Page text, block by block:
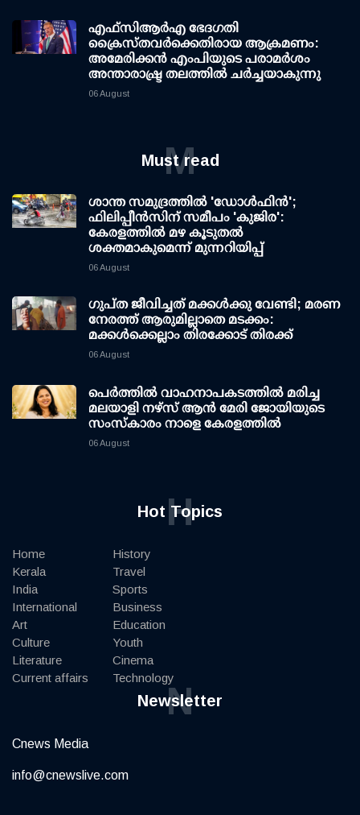
എഫ്‌സി‌ആര്‍‌എ ഭേദഗതി
ക്രൈസ്തവർക്കെതിരായ ആക്രമണം:
അമേരിക്കൻ എംപിയുടെ പരാമർശം
അന്താരാഷ്ട്ര തലത്തിൽ ചർച്ചയാകുന്നു
06 August
Must read
M
ശാന്ത സമുദ്രത്തില്‍ 'ഡോള്‍ഫിന്‍';
ഫിലിപ്പീന്‍സിന് സമീപം 'കുജിര':
കേരളത്തില്‍ മഴ കൂടുതല്‍
ശക്തമാകുമെന്ന് മുന്നറിയിപ്പ്
06 August
ഗുപ്ത ജീവിച്ചത് മക്കള്‍ക്കു വേണ്ടി; മരണ
നേരത്ത് ആരുമില്ലാതെ മടക്കം:
മക്കള്‍ക്കെല്ലാം തിരക്കോട് തിരക്ക്
06 August
പെർത്തിൽ വാഹനാപകടത്തിൽ മരിച്ച
മലയാളി നഴ്സ് ആൻ മേരി ജോയിയുടെ
സംസ്കാരം നാളെ കേരളത്തിൽ
06 August
Hot Topics
H
Home
Kerala
India
International
Art
Culture
Literature
Current affairs
History
Travel
Sports
Business
Education
Youth
Cinema
Technology
Newsletter
N
Cnews Media
info@cnewslive.com